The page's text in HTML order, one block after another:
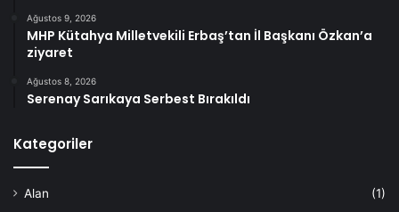
Ağustos 9, 2026
MHP Kütahya Milletvekili Erbaş’tan İl Başkanı Özkan’a
ziyaret
Ağustos 8, 2026
Serenay Sarıkaya Serbest Bırakıldı
Kategoriler
Alan
(1)